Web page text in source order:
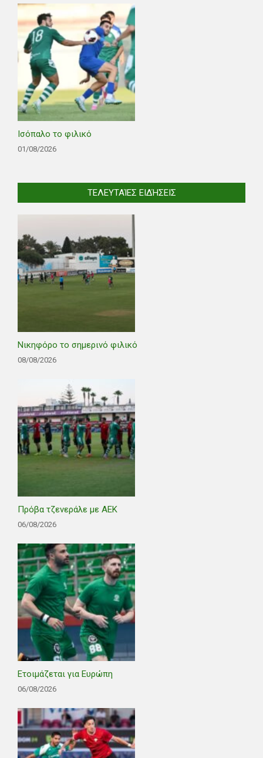
Ισόπαλο το φιλικό
01/08/2026
ΤΕΛΕΥΤΑΊΕΣ ΕΙΔΉΣΕΙΣ
Νικηφόρο το σημερινό φιλικό
08/08/2026
Πρόβα τζενεράλε με ΑΕΚ
06/08/2026
Ετοιμάζεται για Ευρώπη
06/08/2026